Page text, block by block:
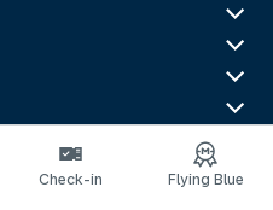
Check-in Flying Blue